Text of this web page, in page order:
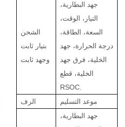
الشحن
بتيار ثابت
وجهد ثابت
جهد البطارية،
التيار، الوقت،
السعة، الطاقة،
درجة الحرارة، جهد
الخلية، فرق جهد
الخلية، قطع
RSOC.
الرف
موعد التسليم
جهد البطارية،